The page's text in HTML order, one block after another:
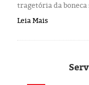
tragetória da boneca
Leia Mais